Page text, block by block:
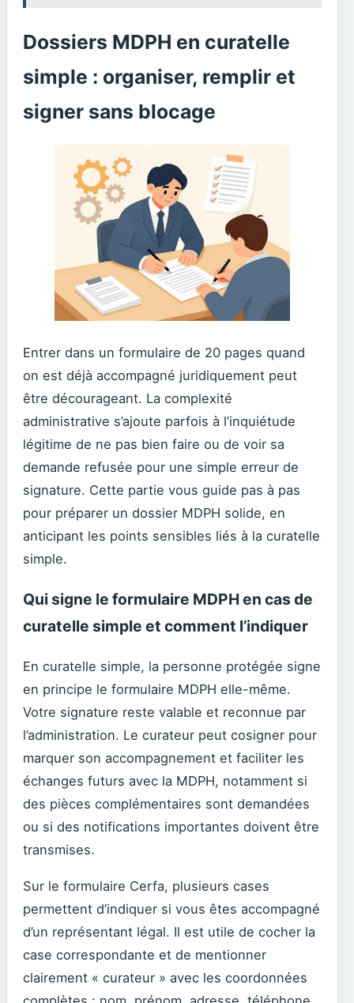
Dossiers MDPH en curatelle
simple : organiser, remplir et
signer sans blocage
Entrer dans un formulaire de 20 pages quand
on est déjà accompagné juridiquement peut
être décourageant. La complexité
administrative s’ajoute parfois à l’inquiétude
légitime de ne pas bien faire ou de voir sa
demande refusée pour une simple erreur de
signature. Cette partie vous guide pas à pas
pour préparer un dossier MDPH solide, en
anticipant les points sensibles liés à la curatelle
simple.
Qui signe le formulaire MDPH en cas de
curatelle simple et comment l’indiquer
En curatelle simple, la personne protégée signe
en principe le formulaire MDPH elle-même.
Votre signature reste valable et reconnue par
l’administration. Le curateur peut cosigner pour
marquer son accompagnement et faciliter les
échanges futurs avec la MDPH, notamment si
des pièces complémentaires sont demandées
ou si des notifications importantes doivent être
transmises.
Sur le formulaire Cerfa, plusieurs cases
permettent d’indiquer si vous êtes accompagné
d’un représentant légal. Il est utile de cocher la
case correspondante et de mentionner
clairement « curateur » avec les coordonnées